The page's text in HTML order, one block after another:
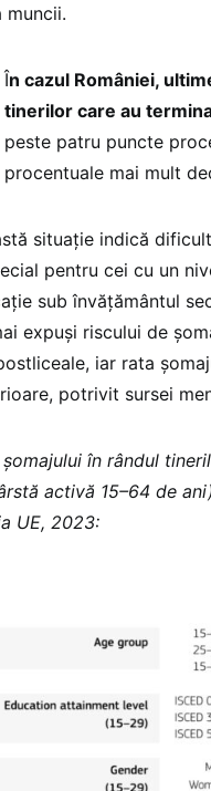
muncii.
În cazul României,
tinerilor care au
peste patru puncte
procentuale mai mult
situație indică
pentru cei cu un
sub învățământul
expuși riscului de
iar rata
potrivit sursei
șomajului în rândul
activă 15–64 de
UE, 2023: